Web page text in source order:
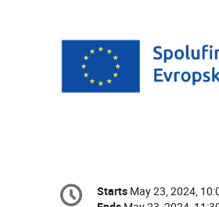
Conference
information
Date/Time
Starts May 23, 2024,